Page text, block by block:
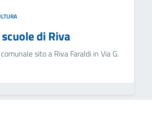
di Riva
sito a Riva Faraldi in Via G.